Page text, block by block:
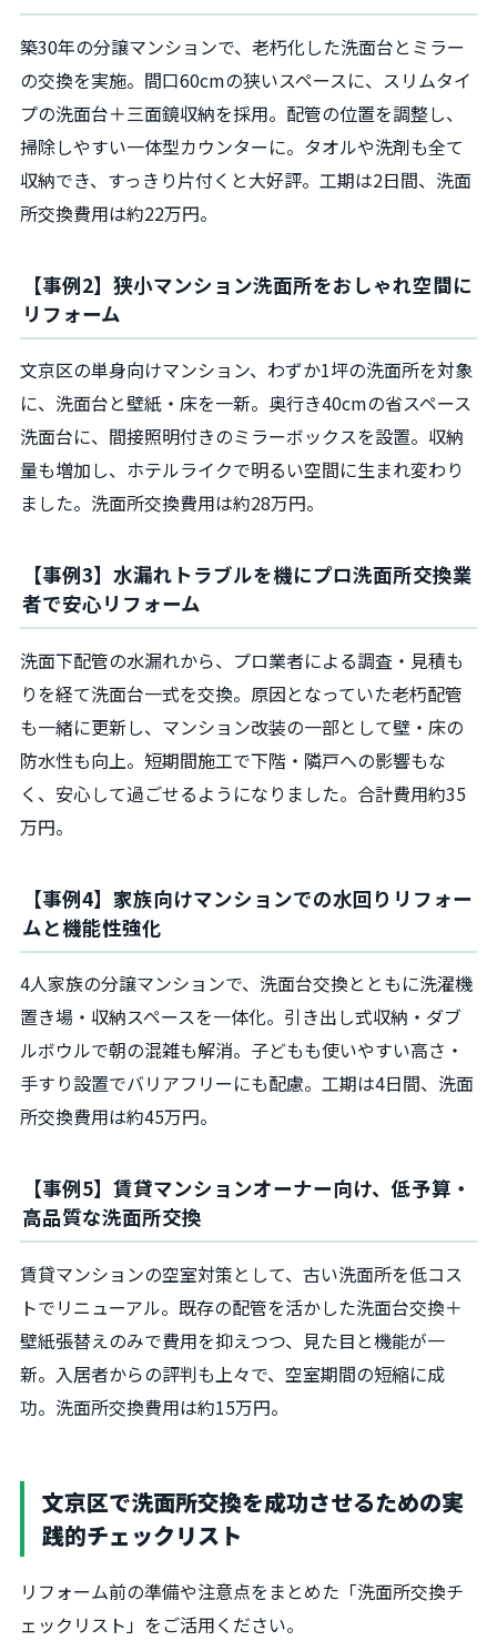
築30年の分譲マンションで、老朽化した洗面台とミラー
の交換を実施。間口60cmの狭いスペースに、スリムタイ
プの洗面台＋三面鏡収納を採用。配管の位置を調整し、
掃除しやすい一体型カウンターに。タオルや洗剤も全て
収納でき、すっきり片付くと大好評。工期は2日間、洗面
所交換費用は約22万円。
【事例2】狭小マンション洗面所をおしゃれ空間に
リフォーム
文京区の単身向けマンション、わずか1坪の洗面所を対象
に、洗面台と壁紙・床を一新。奥行き40cmの省スペース
洗面台に、間接照明付きのミラーボックスを設置。収納
量も増加し、ホテルライクで明るい空間に生まれ変わり
ました。洗面所交換費用は約28万円。
【事例3】水漏れトラブルを機にプロ洗面所交換業
者で安心リフォーム
洗面下配管の水漏れから、プロ業者による調査・見積も
りを経て洗面台一式を交換。原因となっていた老朽配管
も一緒に更新し、マンション改装の一部として壁・床の
防水性も向上。短期間施工で下階・隣戸への影響もな
く、安心して過ごせるようになりました。合計費用約35
万円。
【事例4】家族向けマンションでの水回りリフォー
ムと機能性強化
4人家族の分譲マンションで、洗面台交換とともに洗濯機
置き場・収納スペースを一体化。引き出し式収納・ダブ
ルボウルで朝の混雑も解消。子どもも使いやすい高さ・
手すり設置でバリアフリーにも配慮。工期は4日間、洗面
所交換費用は約45万円。
【事例5】賃貸マンションオーナー向け、低予算・
高品質な洗面所交換
賃貸マンションの空室対策として、古い洗面所を低コス
トでリニューアル。既存の配管を活かした洗面台交換＋
壁紙張替えのみで費用を抑えつつ、見た目と機能が一
新。入居者からの評判も上々で、空室期間の短縮に成
功。洗面所交換費用は約15万円。
文京区で洗面所交換を成功させるための実
践的チェックリスト
リフォーム前の準備や注意点をまとめた「洗面所交換チ
ェックリスト」をご活用ください。